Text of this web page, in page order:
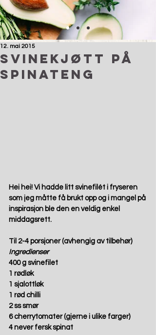
Svinekjøtt på
spinateng
12. mai 2015
Hei hei! Vi hadde litt svinefilét i fryseren
som jeg måtte få brukt opp og i mangel på
inspirasjon ble den en veldig enkel
middagsrett.
Til 2-4 porsjoner (avhengig av tilbehør)
Ingredienser
400 g svinefilet
1 rødløk
1 sjalottløk
1 rød chilli
2 ss smør
6 cherrytomater (gjerne i ulike farger)
4 never fersk spinat